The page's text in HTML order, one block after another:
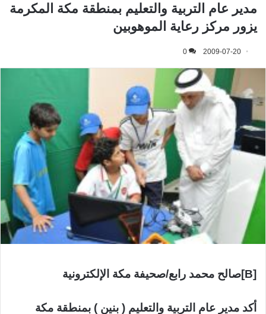
مدير عام التربية والتعليم بمنطقة مكة المكرمة
يزور مركز رعاية الموهوبين
2009-07-20
0
[B]صالح محمد رابع/صحيفة مكة الإلكترونية
أكد مدير عام التربية والتعليم ( بنين ) بمنطقة مكة